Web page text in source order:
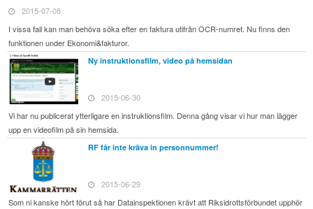
2015-07-08
I vissa fall kan man behöva söka efter en faktura utifrån OCR-numret. Nu finns den
funktionen under Ekonomi&fakturor.
Ny instruktionsfilm, video på hemsidan
2015-06-30
Vi har nu publicerat ytterligare en instruktionsfilm. Denna gång visar vi hur man lägger
upp en videofilm på sin hemsida.
RF får inte kräva in personnummer!
2015-06-29
Som ni kanske hört förut så har Datainspektionen krävt att Riksidrottsförbundet upphör